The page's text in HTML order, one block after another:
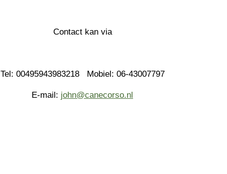
Contact kan via
Tel: 00495943983218 Mobiel: 06-43007797
E-mail: john@canecorso.nl